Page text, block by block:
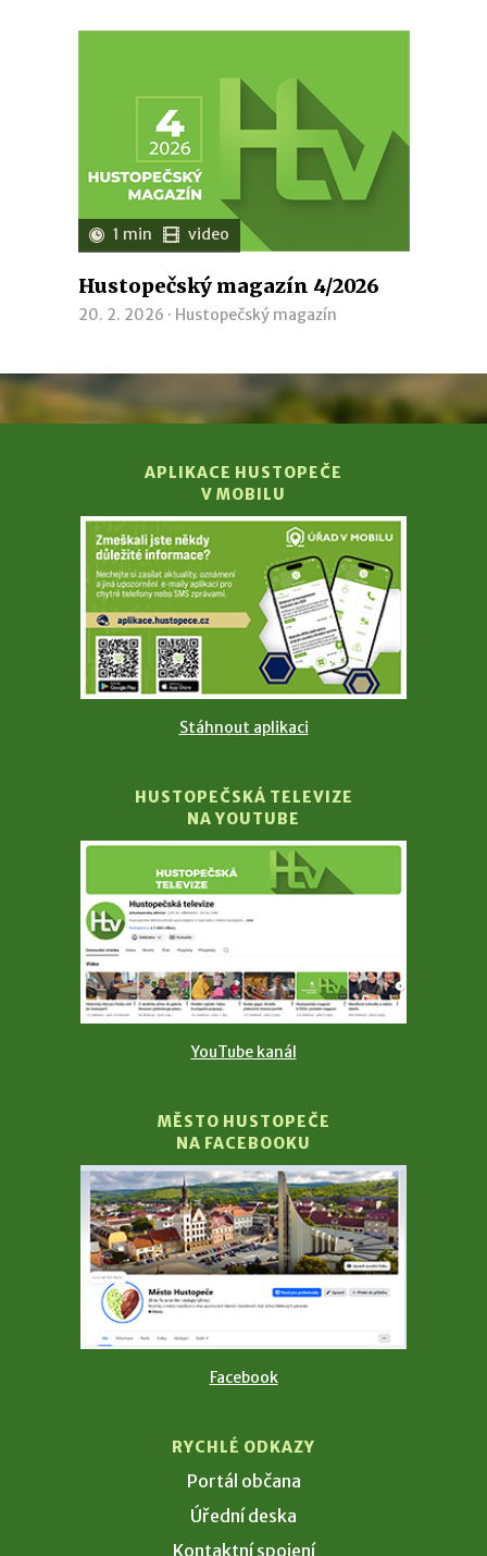
1 min video
Hustopečský magazín 4/2026
20. 2. 2026 · Hustopečský magazín
APLIKACE HUSTOPEČE
V MOBILU
Stáhnout aplikaci
HUSTOPEČSKÁ TELEVIZE
NA YOUTUBE
YouTube kanál
MĚSTO HUSTOPEČE
NA FACEBOOKU
Facebook
RYCHLÉ ODKAZY
Portál občana
Úřední deska
Kontaktní spojení